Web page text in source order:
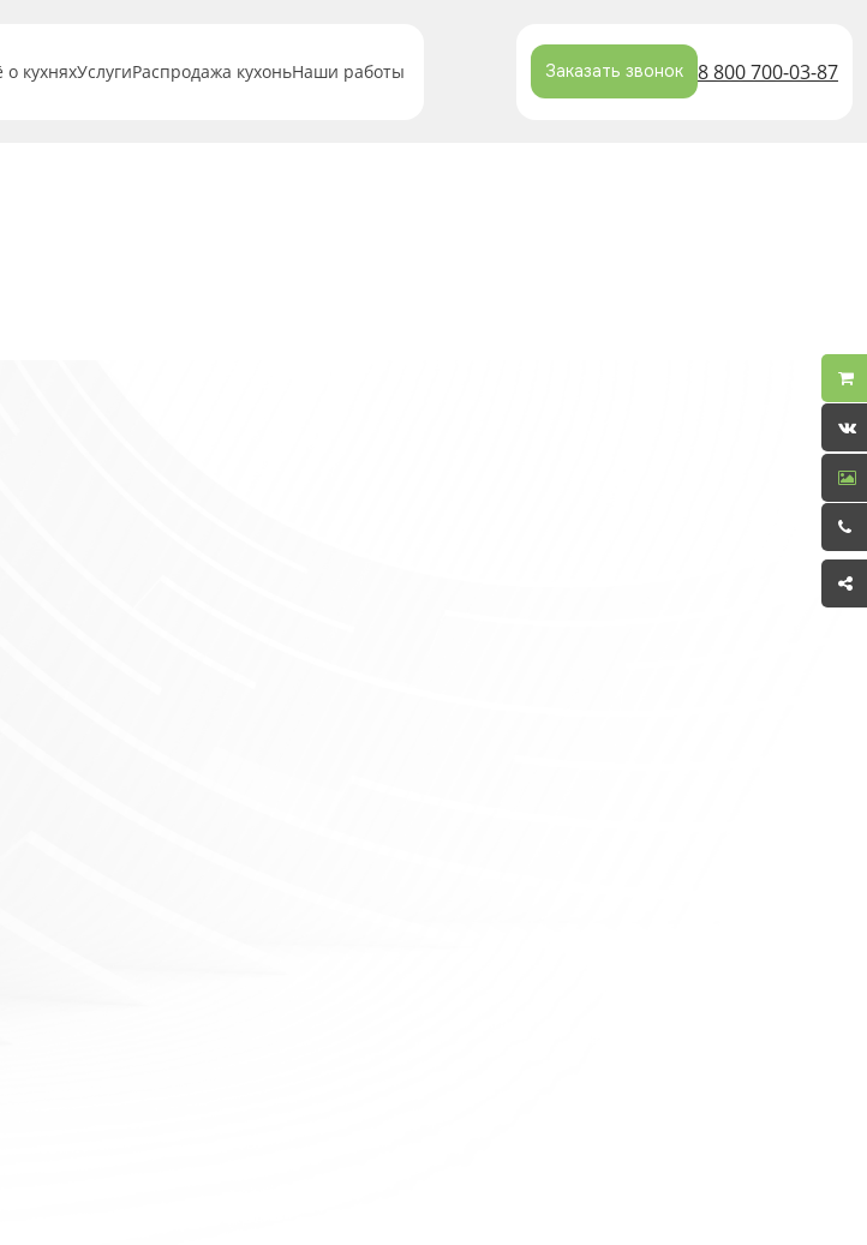
о кухняхУслугиРаспродажа кухоньНаши работы Заказать звонок 8 800 700-03-87